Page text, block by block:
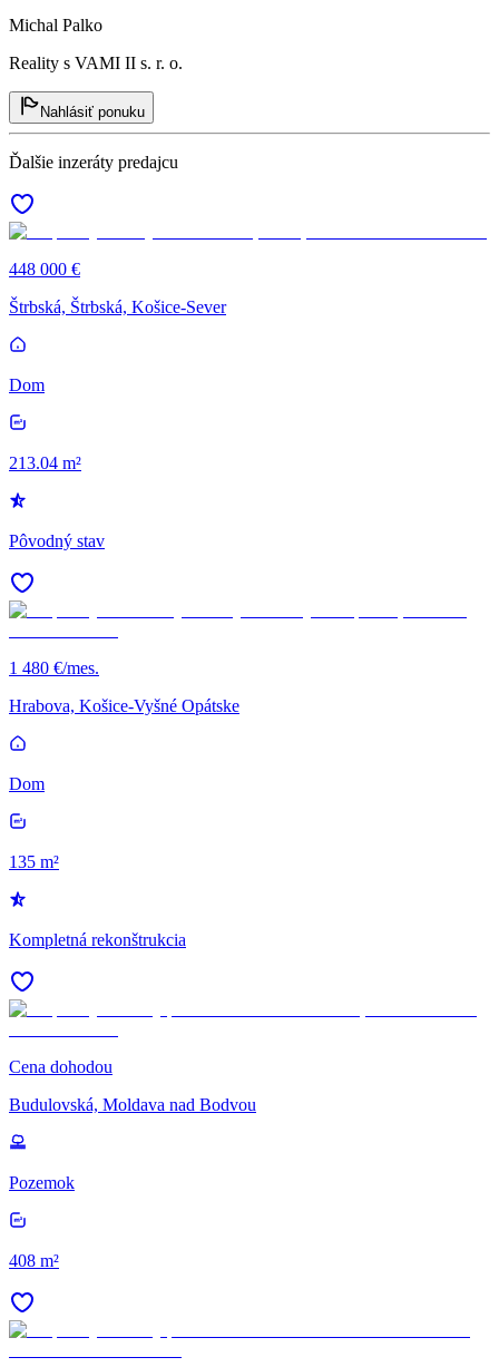
Michal Palko
Reality s VAMI II s. r. o.
Nahlásiť ponuku
Ďalšie inzeráty predajcu
448 000 €
Štrbská, Štrbská, Košice-Sever
Dom
213.04 m²
Pôvodný stav
1 480 €/mes.
Hrabova, Košice-Vyšné Opátske
Dom
135 m²
Kompletná rekonštrukcia
Cena dohodou
Budulovská, Moldava nad Bodvou
Pozemok
408 m²